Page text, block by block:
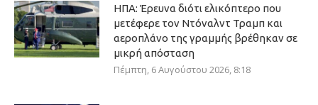
ΗΠΑ: Έρευνα διότι ελικόπτερο που
μετέφερε τον Ντόναλντ Τραμπ και
αεροπλάνο της γραμμής βρέθηκαν σε
μικρή απόσταση
Πέμπτη, 6 Αυγούστου 2026, 8:18